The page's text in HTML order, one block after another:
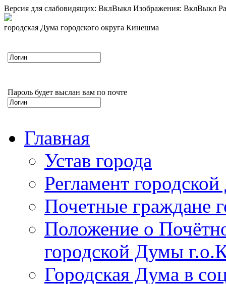
Версия для слабовидящих: ВклВыкл Изображения: ВклВыкл
городская Дума городского округа Кинешма
Пароль будет выслан вам по почте
Главная
Устав города
Регламент
Почетные граждане
Положение о
городской Думы
Городская Дума в